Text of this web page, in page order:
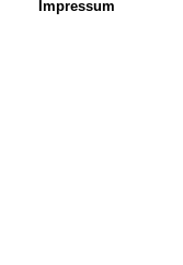
Impressum